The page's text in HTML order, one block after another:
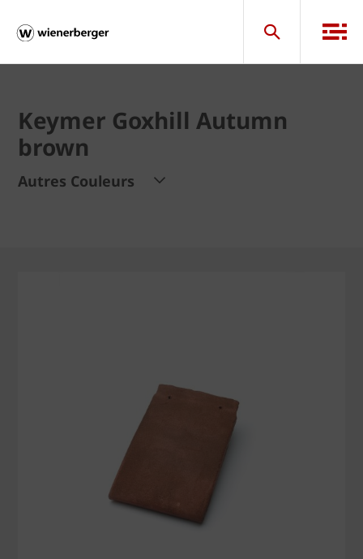
Keymer Goxhill Autumn
brown
Autres Couleurs